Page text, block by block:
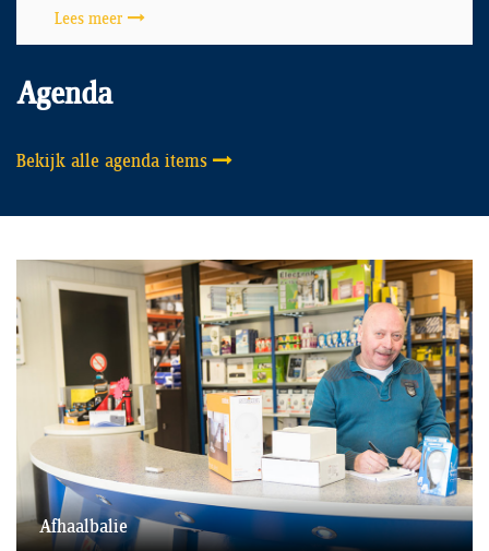
Lees meer
Agenda
Bekijk alle agenda items
Afhaalbalie